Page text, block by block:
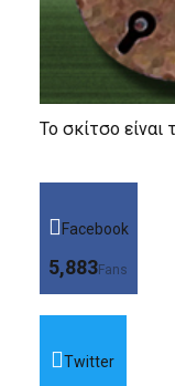
Το σκίτσο είναι
Facebook
5,883Fans
Twitter